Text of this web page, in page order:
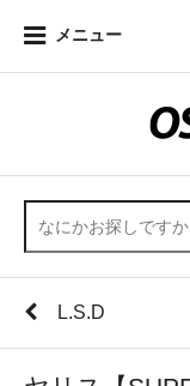
メニュー
L.S.D